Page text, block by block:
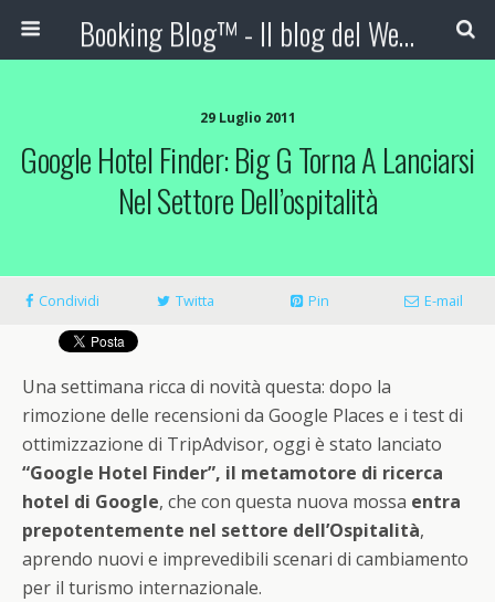
Booking Blog™ - Il blog del Web Marketing Turistico
29 Luglio 2011
Google Hotel Finder: Big G Torna A Lanciarsi
Nel Settore Dell’ospitalità
Condividi Twitta Pin E-mail
Una settimana ricca di novità questa: dopo la
rimozione delle recensioni da Google Places e i test di
ottimizzazione di TripAdvisor, oggi è stato lanciato
“Google Hotel Finder”, il metamotore di ricerca
hotel di Google, che con questa nuova mossa entra
prepotentemente nel settore dell’Ospitalità,
aprendo nuovi e imprevedibili scenari di cambiamento
per il turismo internazionale.